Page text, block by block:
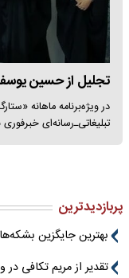
تجلیل از حسین
در ویژه‌برنامه ماهانه
تبلیغاتی‌ـ‌رسانه‌ای
پربازدیدترین
بهترین جایگزین
تقدیر از مریم تکافی در